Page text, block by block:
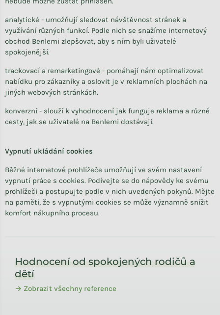
analytické - umožňují sledovat návštěvnost stránek a
využívání různých funkcí. Podle nich se snažíme internetový
obchod Benlemi zlepšovat, aby s ním byli uživatelé
spokojenější.
trackovací a remarketingové - pomáhají nám optimalizovat
nabídku pro zákazníky a oslovit je v reklamních plochách na
jiných webových stránkách.
konverzní - slouží k vyhodnocení jak funguje reklama a různé
cesty, jak se uživatelé na Benlemi dostávají.
Vypnutí ukládání cookies
Běžné internetové prohlížeče umožňují ve svém nastavení
vypnutí práce s cookies. Podívejte se do nápovědy ke svému
prohlížeči a postupujte podle v nich uvedených pokynů. Mějte
na paměti, že s vypnutými cookies se může významně snížit
komfort nákupního procesu.
Hodnocení od spokojených rodičů a
dětí
→ Zobrazit všechny reference